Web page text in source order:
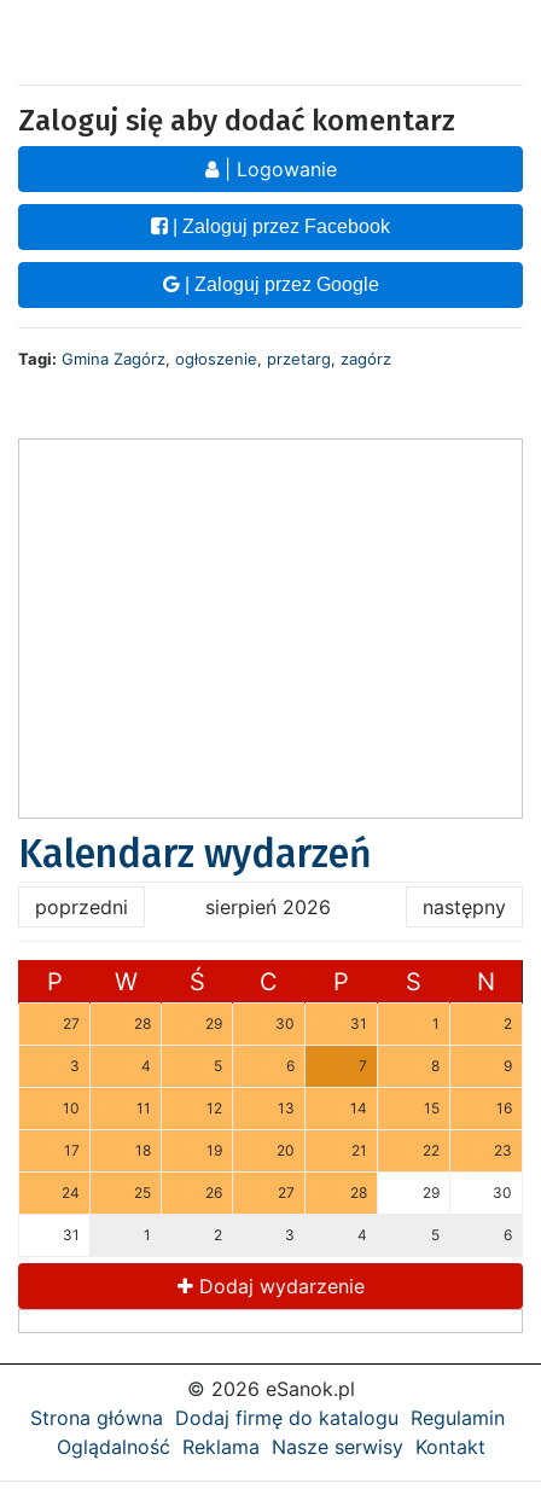
Zaloguj się aby dodać komentarz
| Logowanie
| Zaloguj przez Facebook
| Zaloguj przez Google
Tagi: Gmina Zagórz, ogłoszenie, przetarg, zagórz
Kalendarz wydarzeń
poprzedni sierpień 2026 następny
P W Ś C P S N
27 28 29 30 31 1 2
3 4 5 6 7 8 9
10 11 12 13 14 15 16
17 18 19 20 21 22 23
24 25 26 27 28 29 30
31 1 2 3 4 5 6
Dodaj wydarzenie
© 2026 eSanok.pl
Strona główna Dodaj firmę do katalogu Regulamin
Oglądalność Reklama Nasze serwisy Kontakt